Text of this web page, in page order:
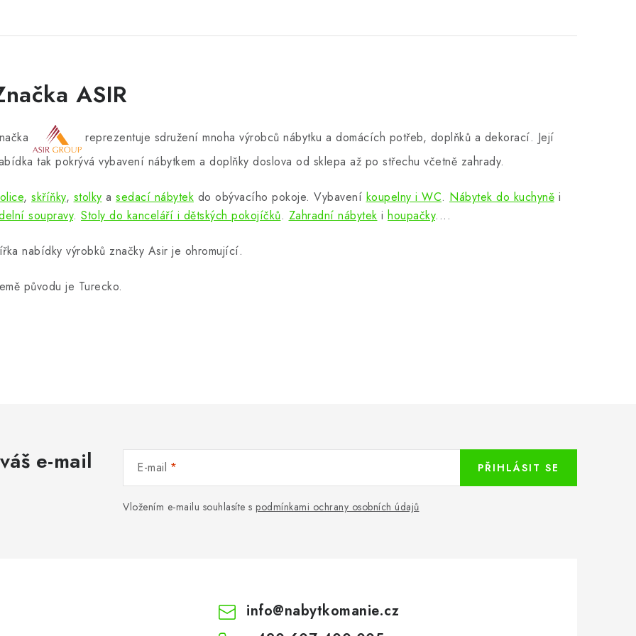
ASIR
reprezentuje sdružení mnoha výrobců nábytku a domácích potřeb, doplňků a dekorací. Její
tak pokrývá vybavení nábytkem a doplňky doslova od sklepa až po střechu včetně zahrady.
, skříňky, stolky a sedací nábytek do obývacího pokoje. Vybavení koupelny i WC. Nábytek do kuchyně i
soupravy. Stoly do kanceláří i dětských pokojíčků. Zahradní nábytek i houpačky....
nabídky výrobků značky Asir je ohromující.
původu je Turecko.
e-mail E-mail
Vložením e-mailu souhlasíte s podmínkami ochrany osobních údajů
PŘIHLÁSIT SE
info@nabytkomanie.cz